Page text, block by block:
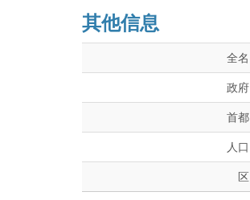
其他信息
全名
政府
首都
人口
区